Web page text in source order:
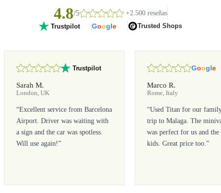
4.8/5 +2.500 reseñas
Trustpilot Google Trusted Shops
Trustpilot
Sarah M.
London, UK
“Excellent service from Barcelona
Airport. Driver was waiting with
a sign and the car was spotless.
Will use again!”
Google
Marco R.
Rome, Italy
“Used Titan for our
trip to Malaga. The
was perfect for us and the
kids. Great price too.”